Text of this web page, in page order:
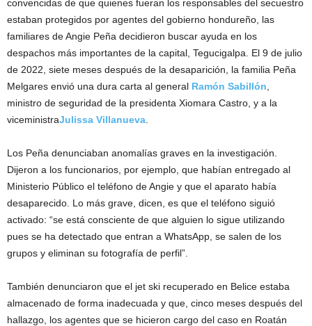
convencidas de que quienes fueran los responsables del secuestro
estaban protegidos por agentes del gobierno hondureño, las
familiares de Angie Peña decidieron buscar ayuda en los
despachos más importantes de la capital, Tegucigalpa. El 9 de julio
de 2022, siete meses después de la desaparición, la familia Peña
Melgares envió una dura carta al general Ramón Sabillón
ministro de seguridad de la presidenta Xiomara Castro, y a la
viceministraJulissa Villanueva
Los Peña denunciaban anomalías graves en la investigación.
Dijeron a los funcionarios, por ejemplo, que habían entregado al
Ministerio Público el teléfono de Angie y que el aparato había
desaparecido. Lo más grave, dicen, es que el teléfono siguió
activado: “se está consciente de que alguien lo sigue utilizando
pues se ha detectado que entran a WhatsApp, se salen de los
grupos y eliminan su fotografía de perfil”.
También denunciaron que el jet ski recuperado en Belice estaba
almacenado de forma inadecuada y que, cinco meses después del
hallazgo, los agentes que se hicieron cargo del caso en Roatán